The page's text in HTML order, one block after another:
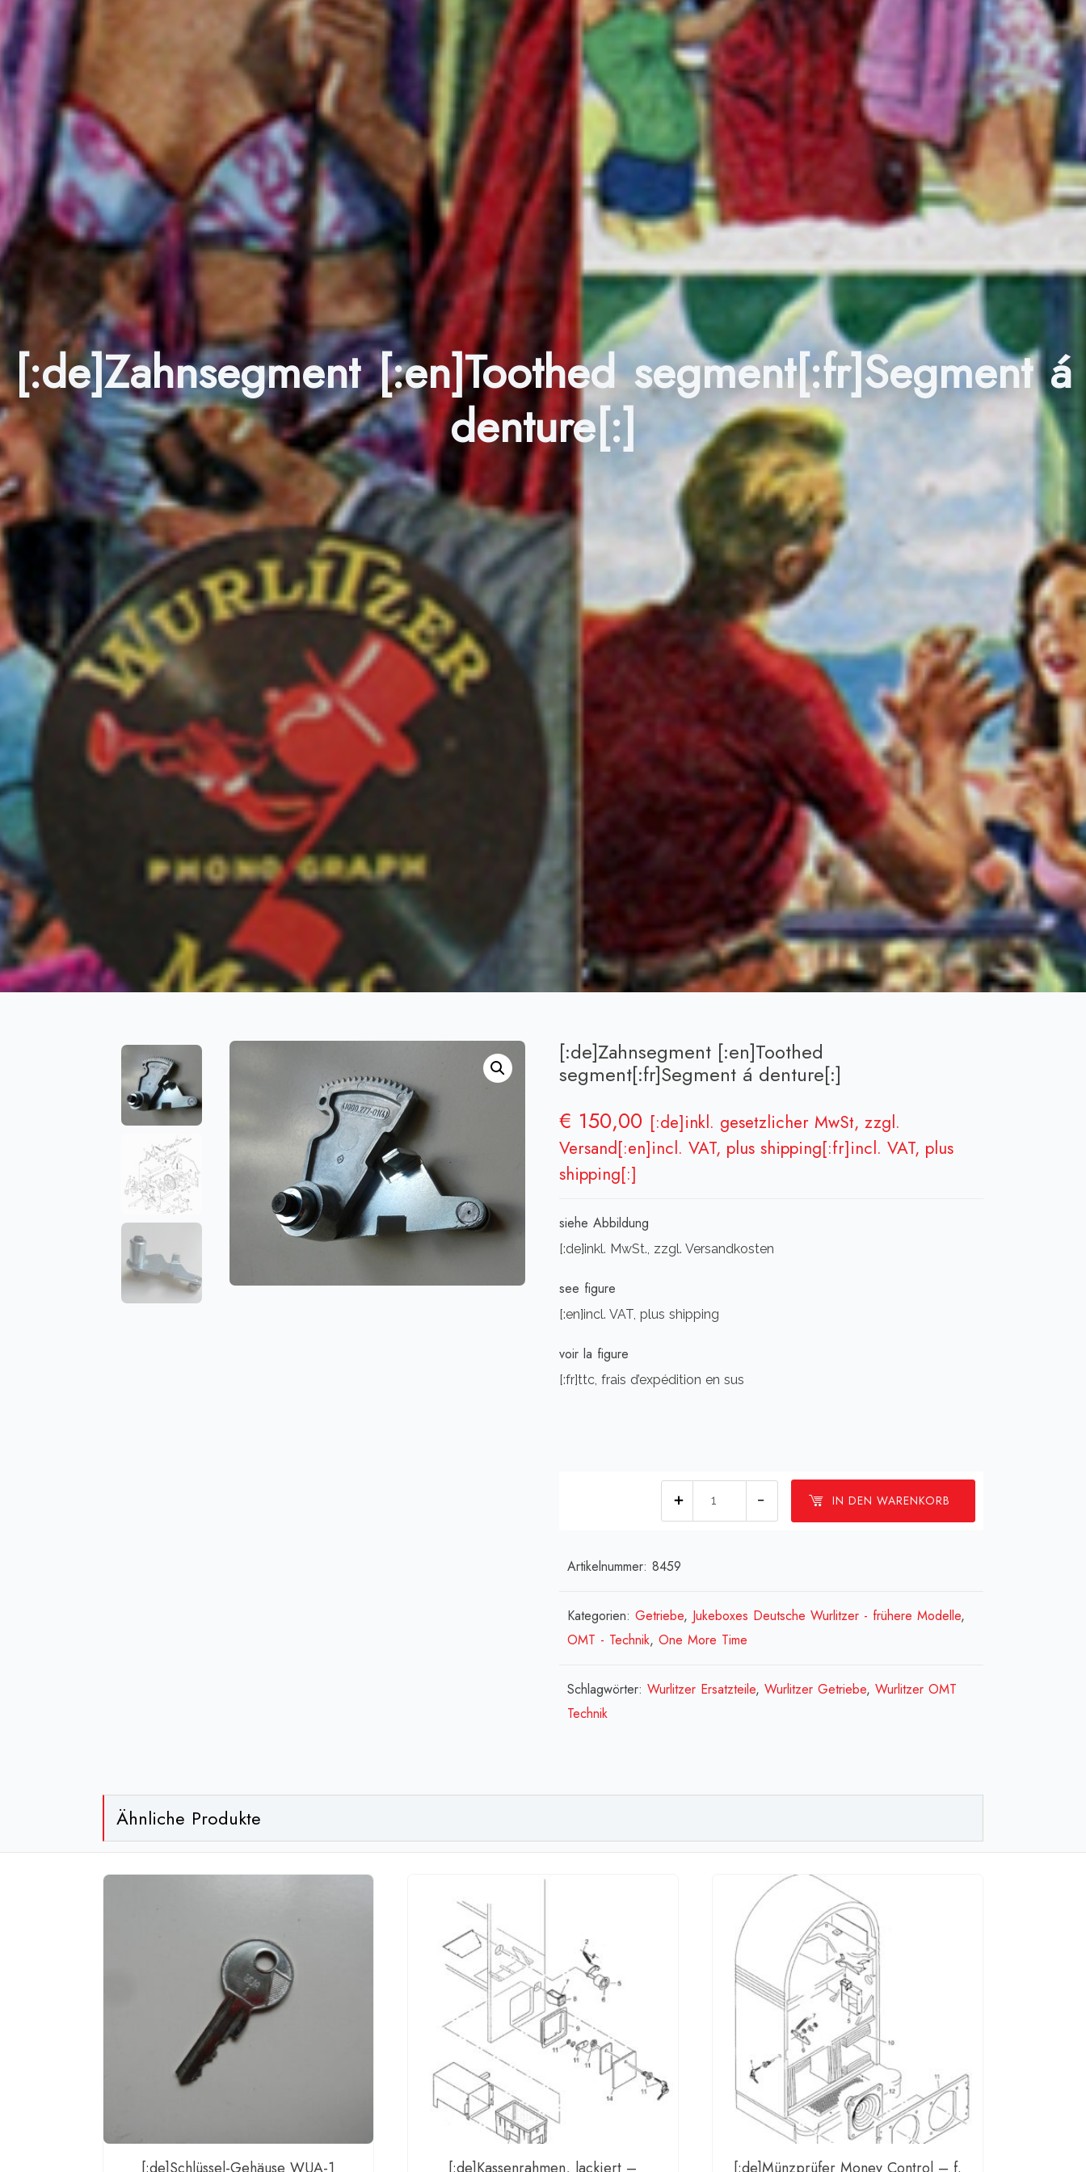
[:de]Zahnsegment [:en]Toothed segment[:fr]Segment á
denture[:]
[:de]Zahnsegment [:en]Toothed
segment[:fr]Segment á denture[:]
€ 150,00 [:de]inkl. gesetzlicher MwSt, zzgl.
Versand[:en]incl. VAT, plus shipping[:fr]incl. VAT, plus
shipping[:]
siehe Abbildung
[:de]inkl. MwSt., zzgl. Versandkosten
see figure
[:en]incl. VAT, plus shipping
voir la figure
[:fr]ttc, frais d’expédition en sus
IN DEN WARENKORB
Menge
Artikelnummer: 8459
Kategorien: Getriebe, Jukeboxes Deutsche Wurlitzer - frühere Modelle,
OMT - Technik, One More Time
Schlagwörter: Wurlitzer Ersatzteile, Wurlitzer Getriebe, Wurlitzer OMT
Technik
Ähnliche Produkte